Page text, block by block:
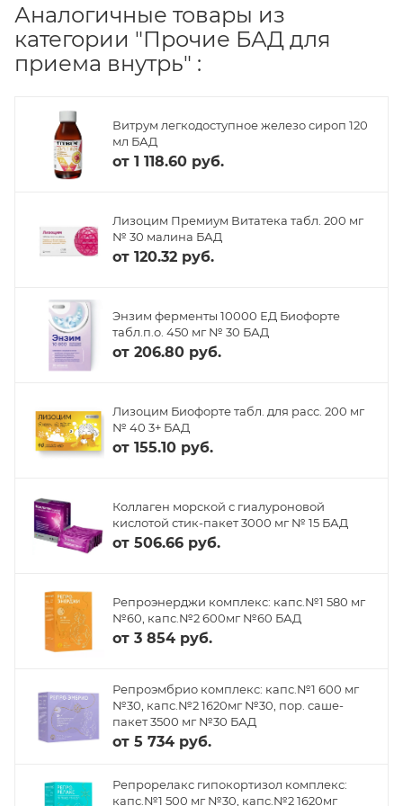
Аналогичные товары из
категории "Прочие БАД для
приема внутрь" :
Витрум легкодоступное железо сироп 120
мл БАД
от 1 118.60 руб.
Лизоцим Премиум Витатека табл. 200 мг
№ 30 малина БАД
от 120.32 руб.
Энзим ферменты 10000 ЕД Биофорте
табл.п.о. 450 мг № 30 БАД
от 206.80 руб.
Лизоцим Биофорте табл. для расс. 200 мг
№ 40 3+ БАД
от 155.10 руб.
Коллаген морской с гиалуроновой
кислотой стик-пакет 3000 мг № 15 БАД
от 506.66 руб.
Репроэнерджи комплекс: капс.№1 580 мг
№60, капс.№2 600мг №60 БАД
от 3 854 руб.
Репроэмбрио комплекс: капс.№1 600 мг
№30, капс.№2 1620мг №30, пор. саше-
пакет 3500 мг №30 БАД
от 5 734 руб.
Репрорелакс гипокортизол комплекс:
капс.№1 500 мг №30, капс.№2 1620мг